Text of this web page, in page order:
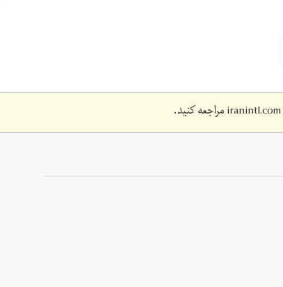
iranintl.comمراجعه کنید.